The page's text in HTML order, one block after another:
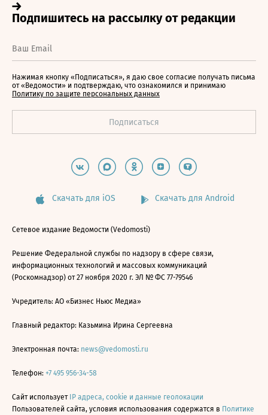
Нажимая кнопку «Подписаться», я даю свое согласие получать письма
от «Ведомости» и подтверждаю, что ознакомился и принимаю
Политику по защите персональных данных
Скачать для iOS Скачать для Android
Сетевое издание Ведомости (Vedomosti)
Решение Федеральной службы по надзору в сфере связи,
информационных технологий и массовых коммуникаций
(Роскомнадзор) от 27 ноября 2020 г. ЭЛ № ФС 77-79546
Учредитель: АО «Бизнес Ньюс Медиа»
Главный редактор: Казьмина Ирина Сергеевна
Электронная почта: news@vedomosti.ru
Телефон: +7 495 956-34-58
Сайт использует IP адреса, cookie и данные геолокации
Пользователей сайта, условия использования содержатся в Политике